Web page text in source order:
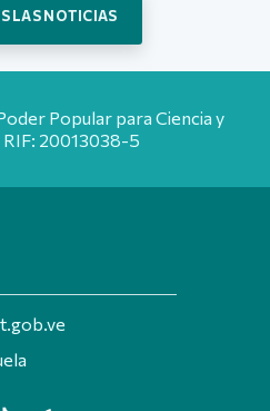
LAS NOTICIAS
Popular para Ciencia y
20013038-5